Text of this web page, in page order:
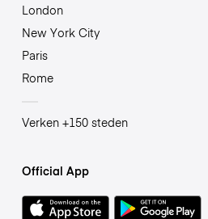
London
New York City
Paris
Rome
Verken +150 steden
Official App